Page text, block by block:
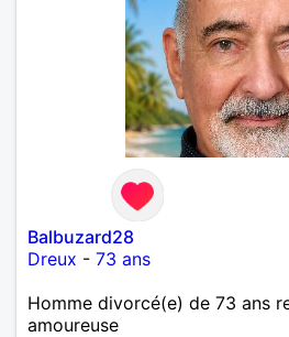
Balbuzard28
Dreux - 73 ans
Homme divorcé(e) de 73 ans
amoureuse